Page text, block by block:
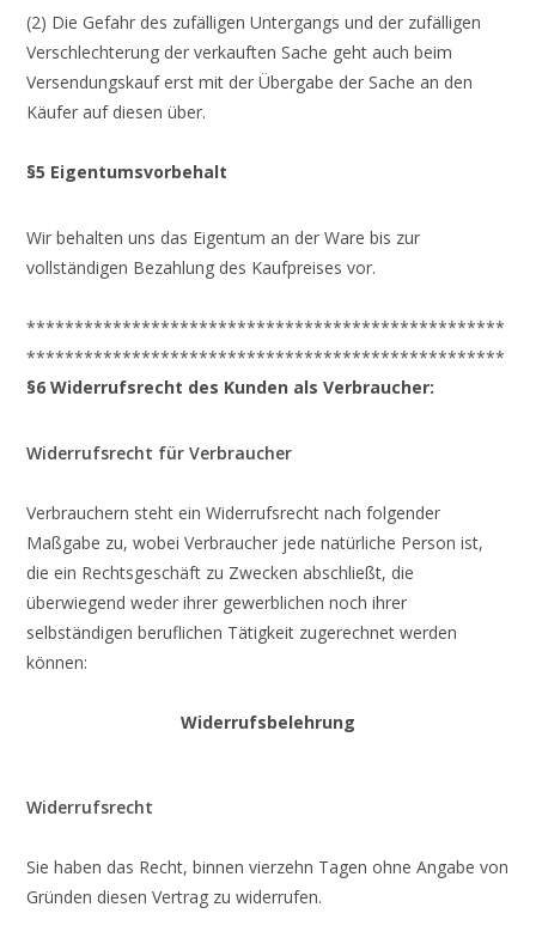
(2) Die Gefahr des zufälligen Untergangs und der zufälligen
Verschlechterung der verkauften Sache geht auch beim
Versendungskauf erst mit der Übergabe der Sache an den
Käufer auf diesen über.
§5 Eigentumsvorbehalt
Wir behalten uns das Eigentum an der Ware bis zur
vollständigen Bezahlung des Kaufpreises vor.
**************************************************
**************************************************
§6 Widerrufsrecht des Kunden als Verbraucher:
Widerrufsrecht für Verbraucher
Verbrauchern steht ein Widerrufsrecht nach folgender
Maßgabe zu, wobei Verbraucher jede natürliche Person ist,
die ein Rechtsgeschäft zu Zwecken abschließt, die
überwiegend weder ihrer gewerblichen noch ihrer
selbständigen beruflichen Tätigkeit zugerechnet werden
können:
Widerrufsbelehrung
Widerrufsrecht
Sie haben das Recht, binnen vierzehn Tagen ohne Angabe von
Gründen diesen Vertrag zu widerrufen.